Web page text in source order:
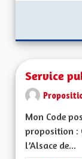
Service
Mon Code
proposition :
l’Alsace de...